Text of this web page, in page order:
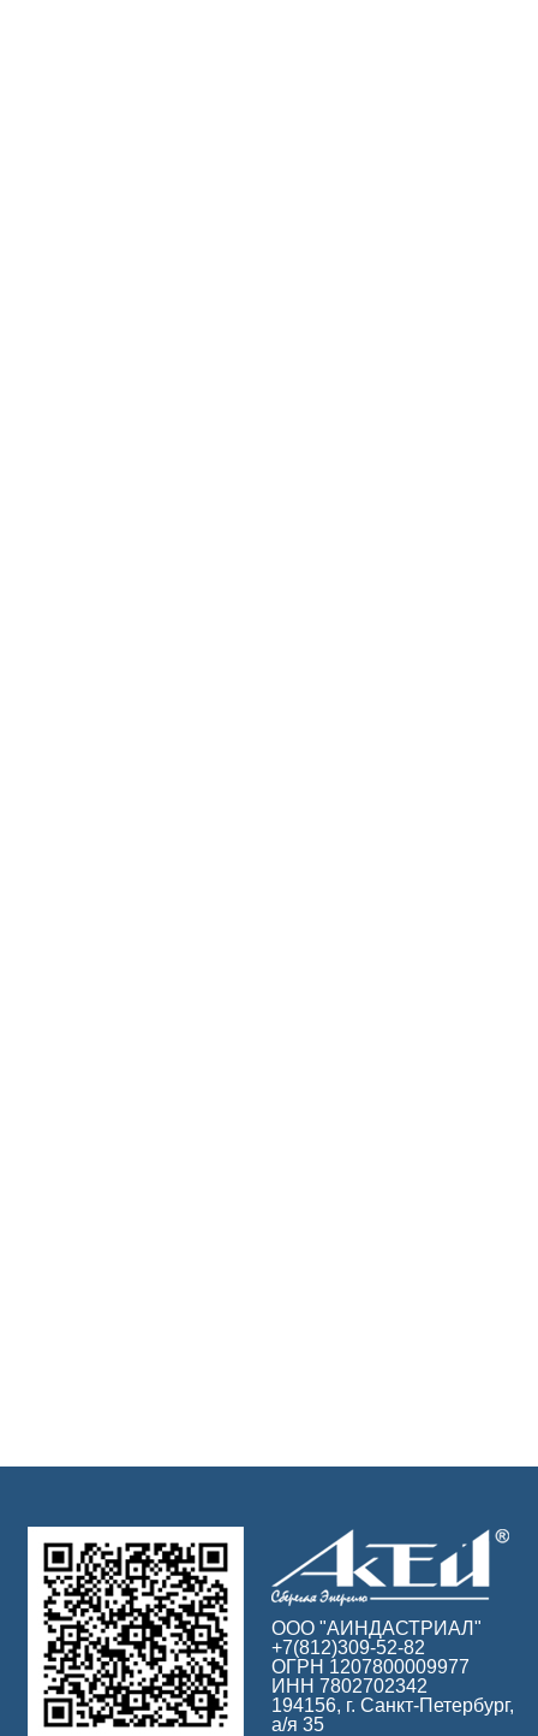
ООО "АИНДАСТРИАЛ"
+7(812)309-52-82
ОГРН 1207800009977
ИНН 7802702342
194156, г. Санкт-Петербург,
а/я 35